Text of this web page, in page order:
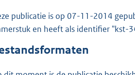
publicatie is op 07-11-2014
en heeft als identifier "kst-